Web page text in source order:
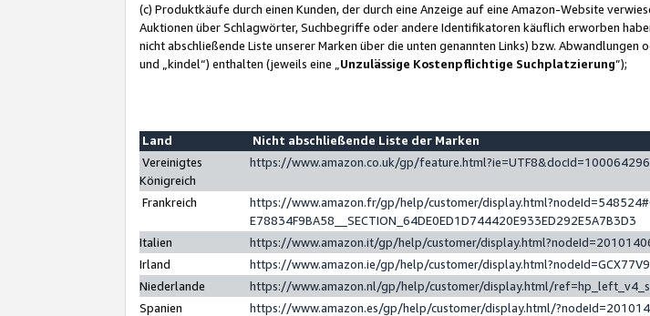
(c) Produktkäufe durch einen Kunden, der durch eine Anzeige auf eine Amazon-Website
Auktionen über Schlagwörter, Suchbegriffe oder andere Identifikatoren käuflich erworben
nicht abschließende Liste unserer Marken über die unten genannten Links) bzw.
und „kindel“) enthalten (jeweils eine „ Unzulässige Kostenpflichtige Suchplatzierung”);
Land
Nicht abschließende Liste der Marken
Vereinigtes
Königreich
https://www.amazon.co.uk/gp/
Frankreich
https://www.amazon.fr/gp/help/customer/
E78834F9BA58__SECTION_64DE0ED1D744420E933ED292E5A7B3D3
Italien
https://www.amazon.it/gp/help/customer/
Irland
https://www.amazon.ie/gp/help/customer/
Niederlande
https://www.amazon.nl/gp/help/customer/display.html/
Spanien
https://www.amazon.es/gp/help/customer/display.html/